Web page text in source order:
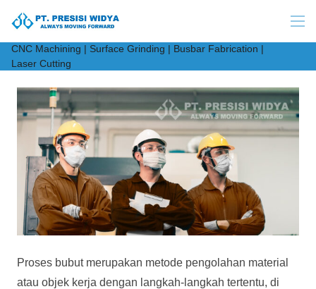
CNC Machining | Surface Grinding | Busbar Fabrication |
Laser Cutting
Proses bubut merupakan metode pengolahan material
atau objek kerja dengan langkah-langkah tertentu, di